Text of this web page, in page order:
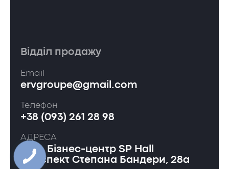
Відділ продажу
Email
ervgroupe@gmail.com
Телефон
+38 (093) 261 28 98
АДРЕСА
Київ, Бізнес-центр SP Hall
проспект Степана Бандери, 28а